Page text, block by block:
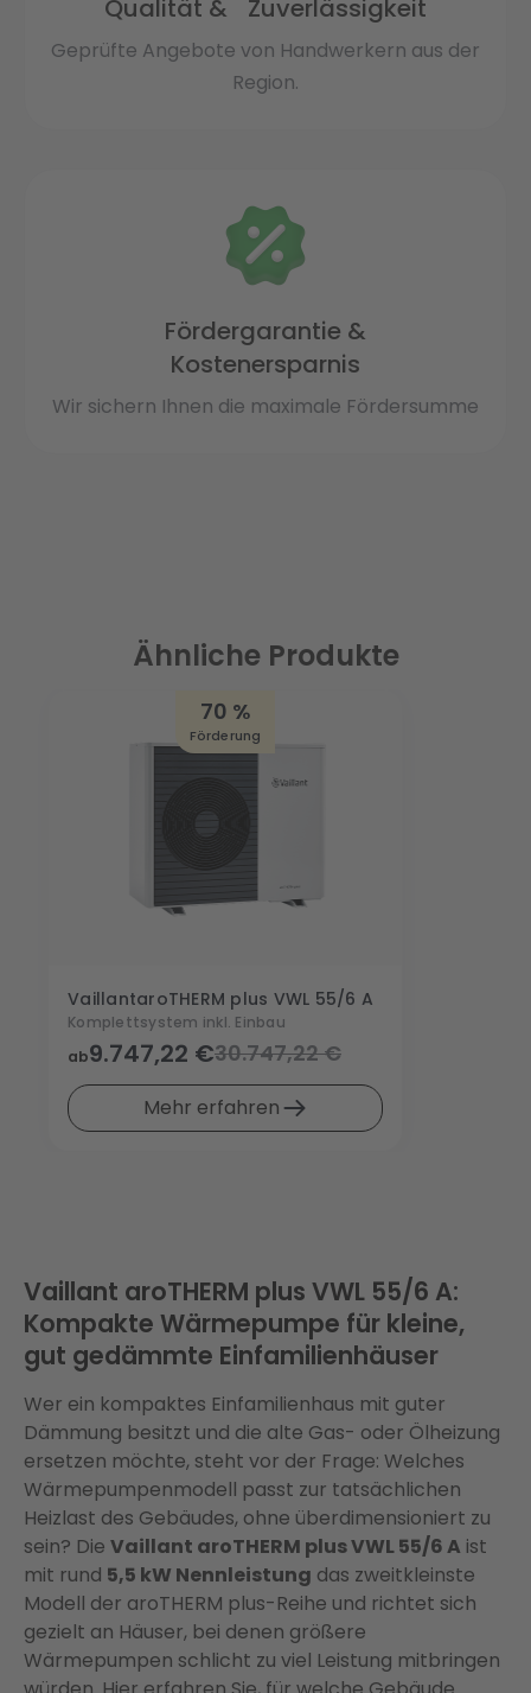
Qualität & Zuverlässigkeit
Geprüfte Angebote von Handwerkern aus der
Region.
Fördergarantie &
Kostenersparnis
Wir sichern Ihnen die maximale Fördersumme
Ähnliche Produkte
VaillantaroTHERM plus VWL 55/6 A
Komplettsystem inkl. Einbau
ab9.747,22 €30.747,22 €
Mehr erfahren
70 %
Förderung
Vaillant aroTHERM plus VWL 55/6 A:
Kompakte Wärmepumpe für kleine,
gut gedämmte Einfamilienhäuser
Wer ein kompaktes Einfamilienhaus mit guter
Dämmung besitzt und die alte Gas- oder Ölheizung
ersetzen möchte, steht vor der Frage: Welches
Wärmepumpenmodell passt zur tatsächlichen
Heizlast des Gebäudes, ohne überdimensioniert zu
sein? Die Vaillant aroTHERM plus VWL 55/6 A ist
mit rund 5,5 kW Nennleistung das zweitkleinste
Modell der aroTHERM plus-Reihe und richtet sich
gezielt an Häuser, bei denen größere
Wärmepumpen schlicht zu viel Leistung mitbringen